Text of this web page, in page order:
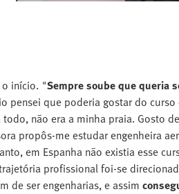
o início. "Sempre soube que queria
pensei que poderia gostar do
não era a minha praia. Gosto
propôs-me estudar engenheira
em Espanha não existia esse
profissional foi-se
de ser engenharias, e assim